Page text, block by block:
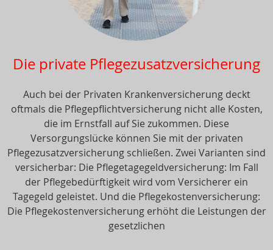
Die private Pflegezusatzversicherung
Auch bei der Privaten Krankenversicherung deckt
oftmals die Pflegepflichtversicherung nicht alle Kosten,
die im Ernstfall auf Sie zukommen. Diese
Versorgungslücke können Sie mit der privaten
Pflegezusatzversicherung schließen. Zwei Varianten sind
versicherbar: Die Pflegetagegeldversicherung: Im Fall
der Pflegebedürftigkeit wird vom Versicherer ein
Tagegeld geleistet. Und die Pflegekostenversicherung:
Die Pflegekostenversicherung erhöht die Leistungen der
gesetzlichen